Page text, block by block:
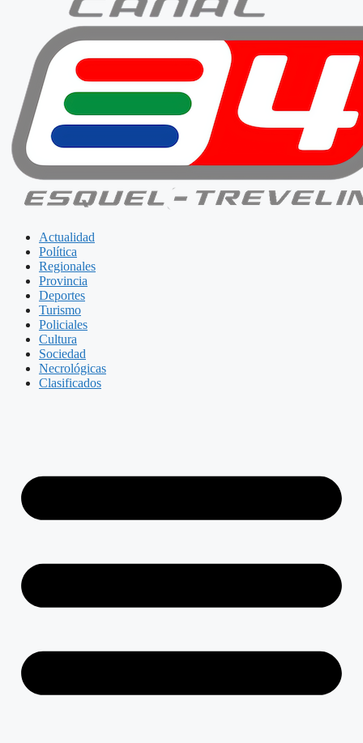
Actualidad
Política
Regionales
Provincia
Deportes
Turismo
Policiales
Cultura
Sociedad
Necrológicas
Clasificados